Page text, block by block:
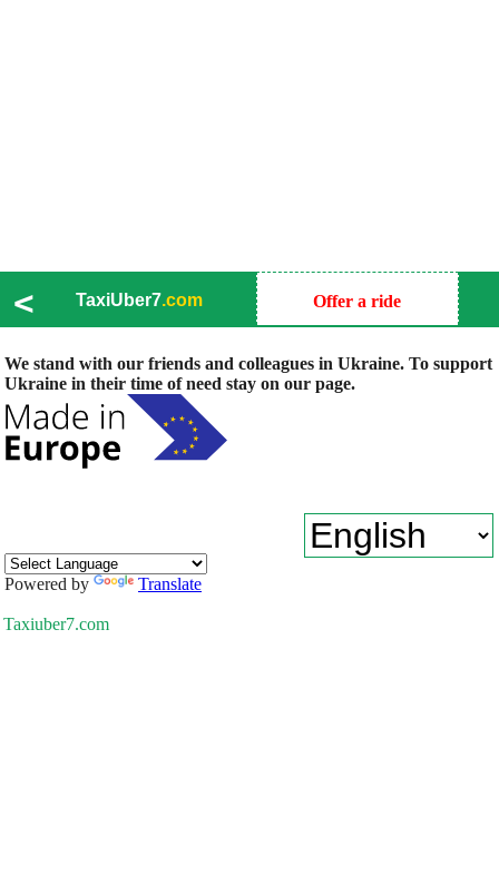
< TaxiUber7.com Offer a ride
We stand with our friends and colleagues in Ukraine. To support
Ukraine in their time of need stay on our page.
Powered by Translate
Taxiuber7.com